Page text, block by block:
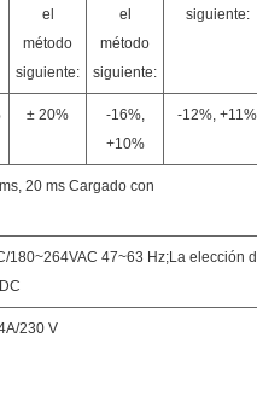
el
método
siguiente:
el
método
siguiente:
siguiente:
± 20%
-16%,
+10%
-12%, +11%
20 ms Cargado con
180~264VAC 47~63 Hz;La elección
230 V